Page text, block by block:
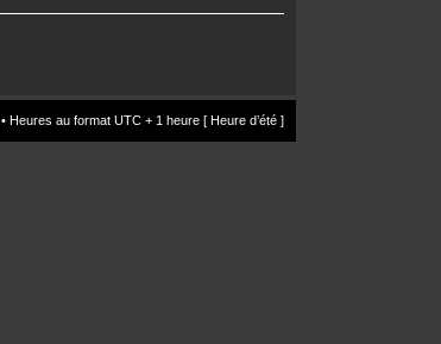
• Heures au format UTC + 1 heure [ Heure d’été ]